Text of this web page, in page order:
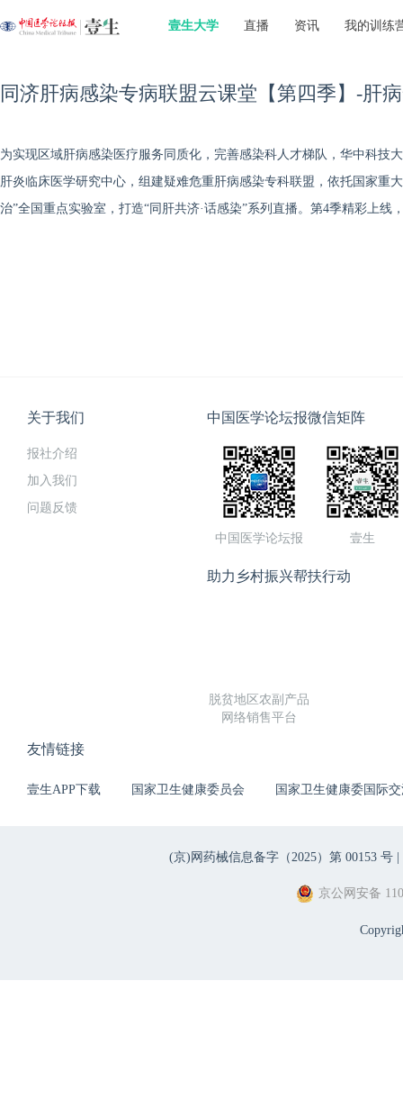
壹生大学 直播 资讯 我的训练
同济肝病感染专病联盟云课堂【第四季】-肝
为实现区域肝病感染医疗服务同质化，完善感染科人才梯队，华中科技
肝炎临床医学研究中心，组建疑难危重肝病感染专科联盟，依托国家重
治”全国重点实验室，打造“同肝共济·话感染”系列直播。第4季精彩上线
关于我们
报社介绍
加入我们
问题反馈
中国医学论坛报微信矩阵
中国医学论坛报 壹生
助力乡村振兴帮扶行动
脱贫地区农副产品
网络销售平台
友情链接
壹生APP下载 国家卫生健康委员会 国家卫生健康委国际
(京)网药械信息备字（2025）第 00153 号 |
京公网安备